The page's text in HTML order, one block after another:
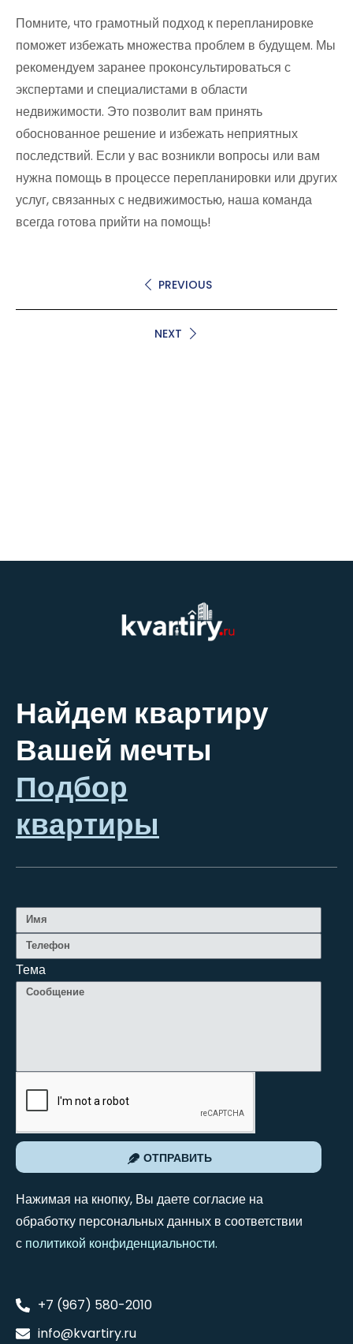
Помните, что грамотный подход к перепланировке
поможет избежать множества проблем в будущем. Мы
рекомендуем заранее проконсультироваться с
экспертами и специалистами в области
недвижимости. Это позволит вам принять
обоснованное решение и избежать неприятных
последствий. Если у вас возникли вопросы или вам
нужна помощь в процессе перепланировки или других
услуг, связанных с недвижимостью, наша команда
всегда готова прийти на помощь!
PREVIOUS
NEXT
Найдем квартиру
Вашей мечты
Подбор
квартиры
Тема
ОТПРАВИТЬ
Нажимая на кнопку, Вы даете согласие на
обработку персональных данных в соответствии
с политикой конфиденциальности.
+7 (967) 580-2010
info@kvartiry.ru